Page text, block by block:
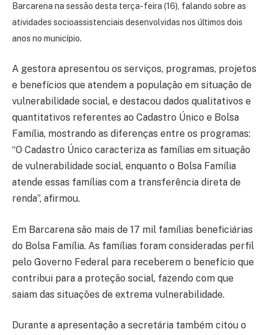
Barcarena na sessão desta terça-feira (16), falando sobre as
atividades socioassistenciais desenvolvidas nos últimos dois
anos no município.
A gestora apresentou os serviços, programas, projetos
e benefícios que atendem a população em situação de
vulnerabilidade social, e destacou dados qualitativos e
quantitativos referentes ao Cadastro Único e Bolsa
Família, mostrando as diferenças entre os programas:
“O Cadastro Único caracteriza as famílias em situação
de vulnerabilidade social, enquanto o Bolsa Família
atende essas famílias com a transferência direta de
renda”, afirmou.
Em Barcarena são mais de 17 mil famílias beneficiárias
do Bolsa Família. As famílias foram consideradas perfil
pelo Governo Federal para receberem o benefício que
contribui para a proteção social, fazendo com que
saiam das situações de extrema vulnerabilidade.
Durante a apresentação a secretária também citou o